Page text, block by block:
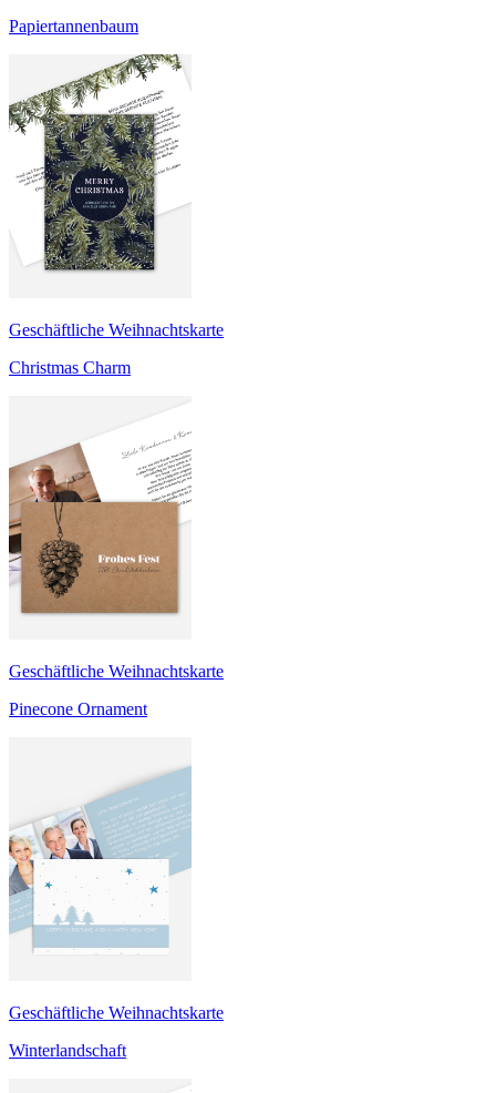
Papiertannenbaum
Geschäftliche Weihnachtskarte
Christmas Charm
Geschäftliche Weihnachtskarte
Pinecone Ornament
Geschäftliche Weihnachtskarte
Winterlandschaft